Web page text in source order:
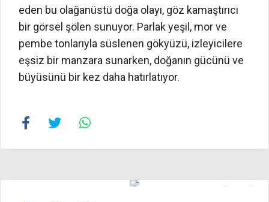
eden bu olağanüstü doğa olayı, göz kamaştırıcı
bir görsel şölen sunuyor. Parlak yeşil, mor ve
pembe tonlarıyla süslenen gökyüzü, izleyicilere
eşsiz bir manzara sunarken, doğanın gücünü ve
büyüsünü bir kez daha hatırlatıyor.